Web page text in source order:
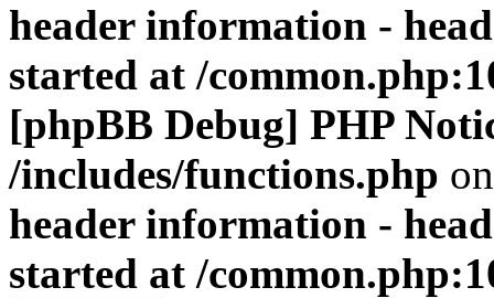
header information -
started at /
[phpBB Debug] PHP
/includes/functions.php
header information -
started at /